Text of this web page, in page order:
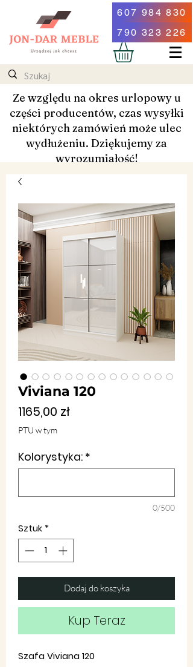
607 984 830
790 323 226
Ze względu na okres urlopowy u
części producentów, czas wysyłki
niektórych zamówień może ulec
wydłużeniu. Dziękujemy za
wyrozumiałość!
Viviana 120
1165,00 złCena
PTU w tym
Kolorystyka: *
0/500
Sztuk *
Dodaj do koszyka
Kup Teraz
Szafa Viviana 120